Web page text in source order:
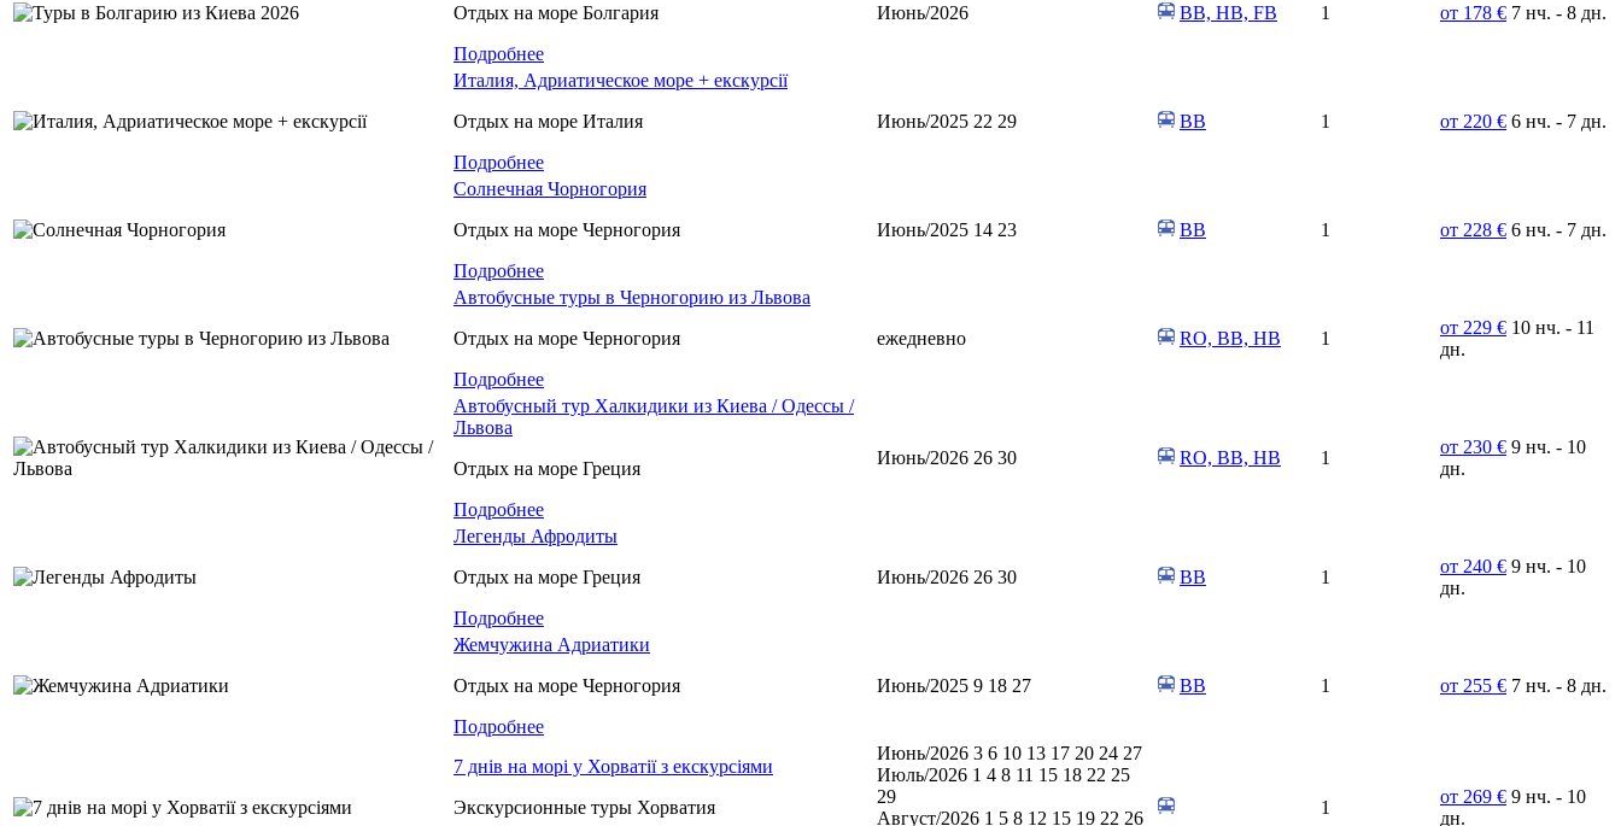
Отдых на море Болгария
Подробнее
Июнь/2026 BB, HB, FB 1 от 178 € 7 нч. - 8 дн.
Италия, Адриатическое море + екскурсії
Отдых на море Италия
Подробнее
Июнь/2025 22 29 BB 1 от 220 € 6 нч. - 7 дн.
Солнечная Чорногория
Отдых на море Черногория
Подробнее
Июнь/2025 14 23 BB 1 от 228 € 6 нч. - 7 дн.
Автобусные туры в Черногорию из Львова
Отдых на море Черногория
Подробнее
ежедневно RO, BB, HB 1
от 229 € 10 нч. - 11
дн.
Автобусный тур Халкидики из Киева / Одессы /
Львова
Отдых на море Греция
Подробнее
Июнь/2026 26 30 RO, BB, HB 1
от 230 € 9 нч. - 10
дн.
Легенды Афродиты
Отдых на море Греция
Подробнее
Июнь/2026 26 30 ВВ 1
от 240 € 9 нч. - 10
дн.
Жемчужина Адриатики
Отдых на море Черногория
Подробнее
Июнь/2025 9 18 27 BB 1 от 255 € 7 нч. - 8 дн.
7 днів на морі у Хорватії з екскурсіями
Экскурсионные туры Хорватия
Июнь/2026 3 6 10 13 17 20 24 27
Июль/2026 1 4 8 11 15 18 22 25
29
Август/2026 1 5 8 12 15 19 22 26
1
от 269 € 9 нч. - 10
дн.